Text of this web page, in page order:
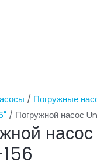
/ Погружные
/ Погружной насос